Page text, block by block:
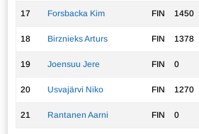
17 Forsbacka Kim FIN 1450
18 Birznieks Arturs FIN 1378
19 Joensuu Jere FIN 0
20 Usvajärvi Niko FIN 1270
21 Rantanen Aarni FIN 0